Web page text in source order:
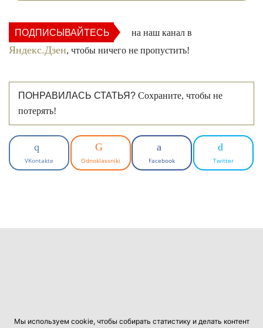
ПОДПИСЫВАЙТЕСЬ на наш канал в
Яндекс.Дзен, чтобы ничего не пропустить!
ПОНРАВИЛАСЬ СТАТЬЯ? Сохраните, чтобы не
потерять!
VKontakte Odnoklassniki Facebook Twitter
Мы используем cookie, чтобы собирать статистику и делать контент